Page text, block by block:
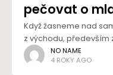
pečovat o
Když žasneme nad
z východu, především
zapomínáme většinou
jen zázračné složky v
NO NAME
4 ROKY AGO